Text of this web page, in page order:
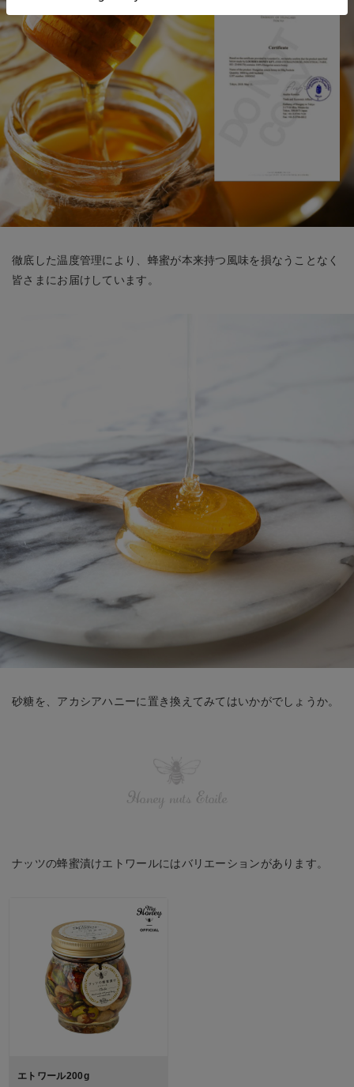
徹底した温度管理により、蜂蜜が本来持つ風味を損なうことなく
皆さまにお届けしています。
砂糖を、アカシアハニーに置き換えてみてはいかがでしょうか。
Honey nuts Etoile
ナッツの蜂蜜漬けエトワールにはバリエーションがあります。
エトワール200g